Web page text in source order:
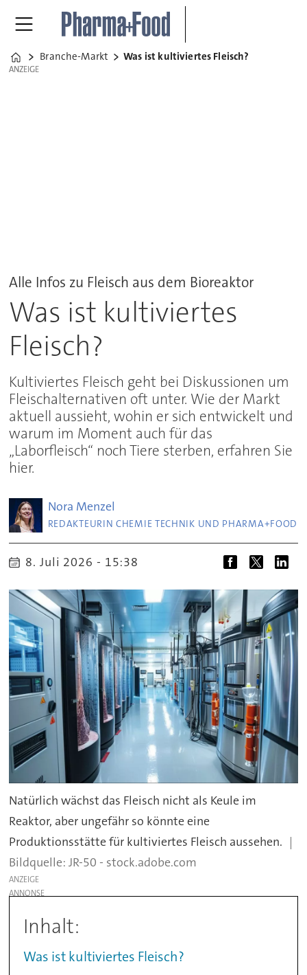
Home
Branche-Markt Was ist kultiviertes Fleisch?
ANZEIGE
ANZEIGE
Alle Infos zu Fleisch aus dem Bioreaktor
Was ist kultiviertes
Fleisch?
Kultiviertes Fleisch geht bei Diskussionen um
Fleischalternativen oft unter. Wie der Markt
aktuell aussieht, wohin er sich entwickelt und
warum im Moment auch für das
„Laborfleisch“ noch Tiere sterben, erfahren Sie
hier.
Nora Menzel
REDAKTEURIN CHEMIE TECHNIK UND PHARMA+FOOD
8. Juli 2026 - 15:38
Natürlich wächst das Fleisch nicht als Keule im
Reaktor, aber ungefähr so könnte eine
Produktionsstätte für kultiviertes Fleisch aussehen.
JR-50 - stock.adobe.com
ANZEIGE
Inhalt:
Was ist kultiviertes Fleisch?